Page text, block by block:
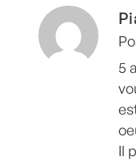
5
Il